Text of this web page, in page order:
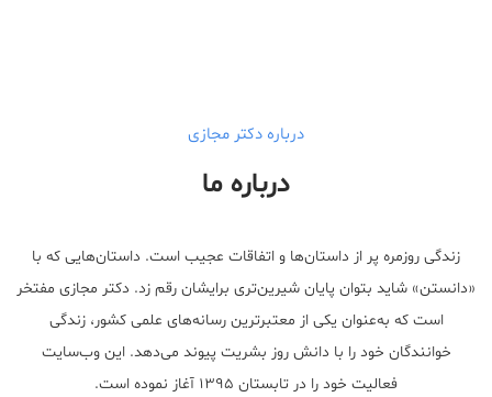
درباره دکتر مجازی
درباره ما
زندگی روزمره پر از داستان‌ها و اتفاقات عجیب است. داستان‌هایی که با
«دانستن» شاید بتوان پایان شیرین‌تری برایشان رقم زد. دکتر مجازی مفتخر
است که به‌عنوان یکی از معتبر‌ترین رسانه‌های علمی کشور، زندگی
خوانندگان خود را با دانش روز بشریت پیوند می‌دهد. این وب‌سایت
فعالیت خود را در تابستان ۱۳۹۵ آغاز نموده است.